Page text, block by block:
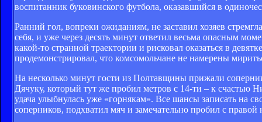
воспитанник буковинского футбола, оказавшийся в
Ранний гол, вопреки ожиданиям, не заставил хозяев
себя, и уже через десять минут ответил весьма опасным
какой-то странной траектории и рисковал оказаться в
продемонстрировал, что комсомольчане не намерены
На несколько минут гости из Полтавщины прижали
Дячуку, который тут же пробил метров с 14-ти – к счастью
удача улыбнулась уже «горнякам». Все шансы записать на
соперников, подхватил мяч и замечательно пробил с